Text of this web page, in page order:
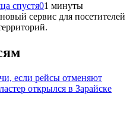
спустя01 минуты
сервис для посетителей
если рейсы отменяют
открылся в Зарайске